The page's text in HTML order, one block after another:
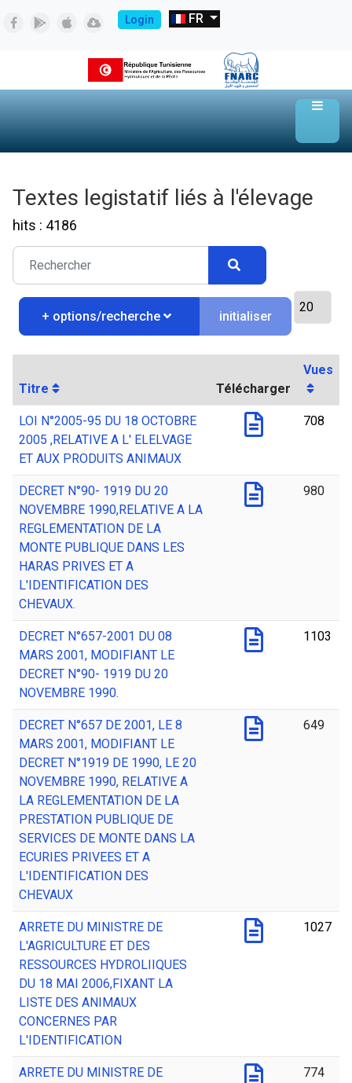
Login FR
Textes legistatif liés à l'élevage
hits : 4186
+ options/recherche initialiser
Titre Télécharger
Vues
LOI N°2005-95 DU 18 OCTOBRE
2005 ,RELATIVE A L' ELELVAGE
ET AUX PRODUITS ANIMAUX
708
DECRET N°90- 1919 DU 20
NOVEMBRE 1990,RELATIVE A LA
REGLEMENTATION DE LA
MONTE PUBLIQUE DANS LES
HARAS PRIVES ET A
L'IDENTIFICATION DES
CHEVAUX.
980
DECRET N°657-2001 DU 08
MARS 2001, MODIFIANT LE
DECRET N°90- 1919 DU 20
NOVEMBRE 1990.
1103
DECRET N°657 DE 2001, LE 8
MARS 2001, MODIFIANT LE
DECRET N°1919 DE 1990, LE 20
NOVEMBRE 1990, RELATIVE A
LA REGLEMENTATION DE LA
PRESTATION PUBLIQUE DE
SERVICES DE MONTE DANS LA
ECURIES PRIVEES ET A
L'IDENTIFICATION DES
CHEVAUX
649
ARRETE DU MINISTRE DE
L'AGRICULTURE ET DES
RESSOURCES HYDROLIIQUES
DU 18 MAI 2006,FIXANT LA
LISTE DES ANIMAUX
CONCERNES PAR
L'IDENTIFICATION
1027
ARRETE DU MINISTRE DE
774